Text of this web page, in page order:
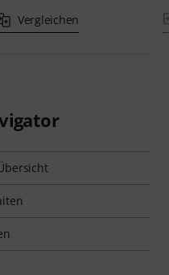
Vergleichen